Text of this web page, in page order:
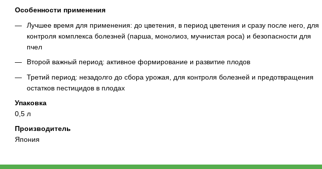
Особенности применения
Лучшее время для применения: до цветения, в период цветения и сразу после него, для
контроля комплекса болезней (парша, монолиоз, мучнистая роса) и безопасности для
пчел
Второй важный период: активное формирование и развитие плодов
Третий период: незадолго до сбора урожая, для контроля болезней и предотвращения
остатков пестицидов в плодах
Упаковка
0,5 л
Производитель
Япония